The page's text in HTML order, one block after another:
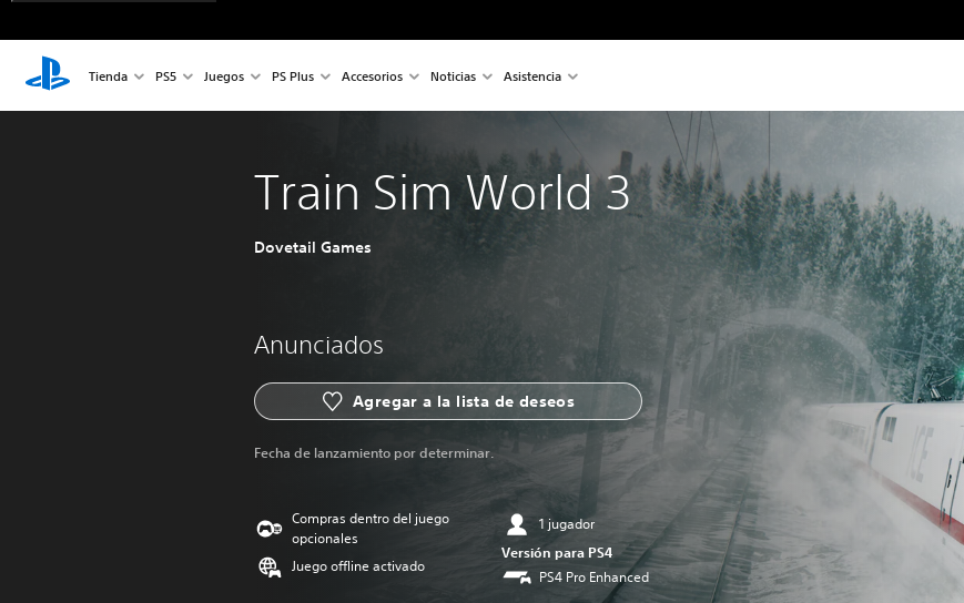
Tienda PS5 Juegos PS Plus Accesorios Noticias Asistencia
Train Sim World 3
Dovetail Games
Anunciados
Agregar a la lista de deseos
Fecha de lanzamiento por determinar.
Compras dentro del juego
opcionales
Juego offline activado
1 jugador
Versión para PS4
PS4 Pro Enhanced